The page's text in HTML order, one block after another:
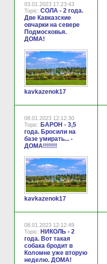
03.01.2023 17:23:43
Topic: СОЛА - 2 года.
Две Кавказские
овчарки на севере
Подмосковья.
ДОМА!
kavkazenok17
08.01.2023 12:12:30
Topic: БАРОН - 3,5
года. Бросили на
базе умирать... -
ДОМА!!!!!!!
kavkazenok17
08.01.2023 12:12:49
Topic: НИКОЛЬ - 2
года. Вот такая
собака бродит в
Коломне уже вторую
неделю. ДОМА!